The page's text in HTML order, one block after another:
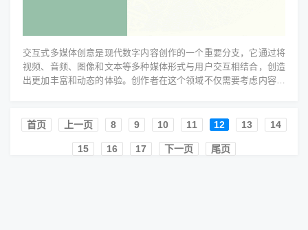
交互式多媒体创意是现代数字内容创作的一个重要分支，它通过将
视频、音频、图像和文本等多种媒体形式与用户交互相结合，创造
出更加丰富和动态的体验。创作者在这个领域不仅需要考虑内容的
首页️ 上一页 8 9 10 11 12 13 14
15 16 17 下一页 尾页